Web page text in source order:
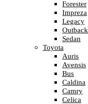
Forester
Impreza
Legacy
Outback
Sedan
Toyota
Auris
Avensis
Bus
Caldina
Camry
Celica